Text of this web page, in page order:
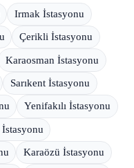
Irmak İstasyonu
Çerikli İstasyonu
Karaosman İstasyonu
Sarıkent İstasyonu
Yenifakılı İstasyonu
Karaözü İstasyonu